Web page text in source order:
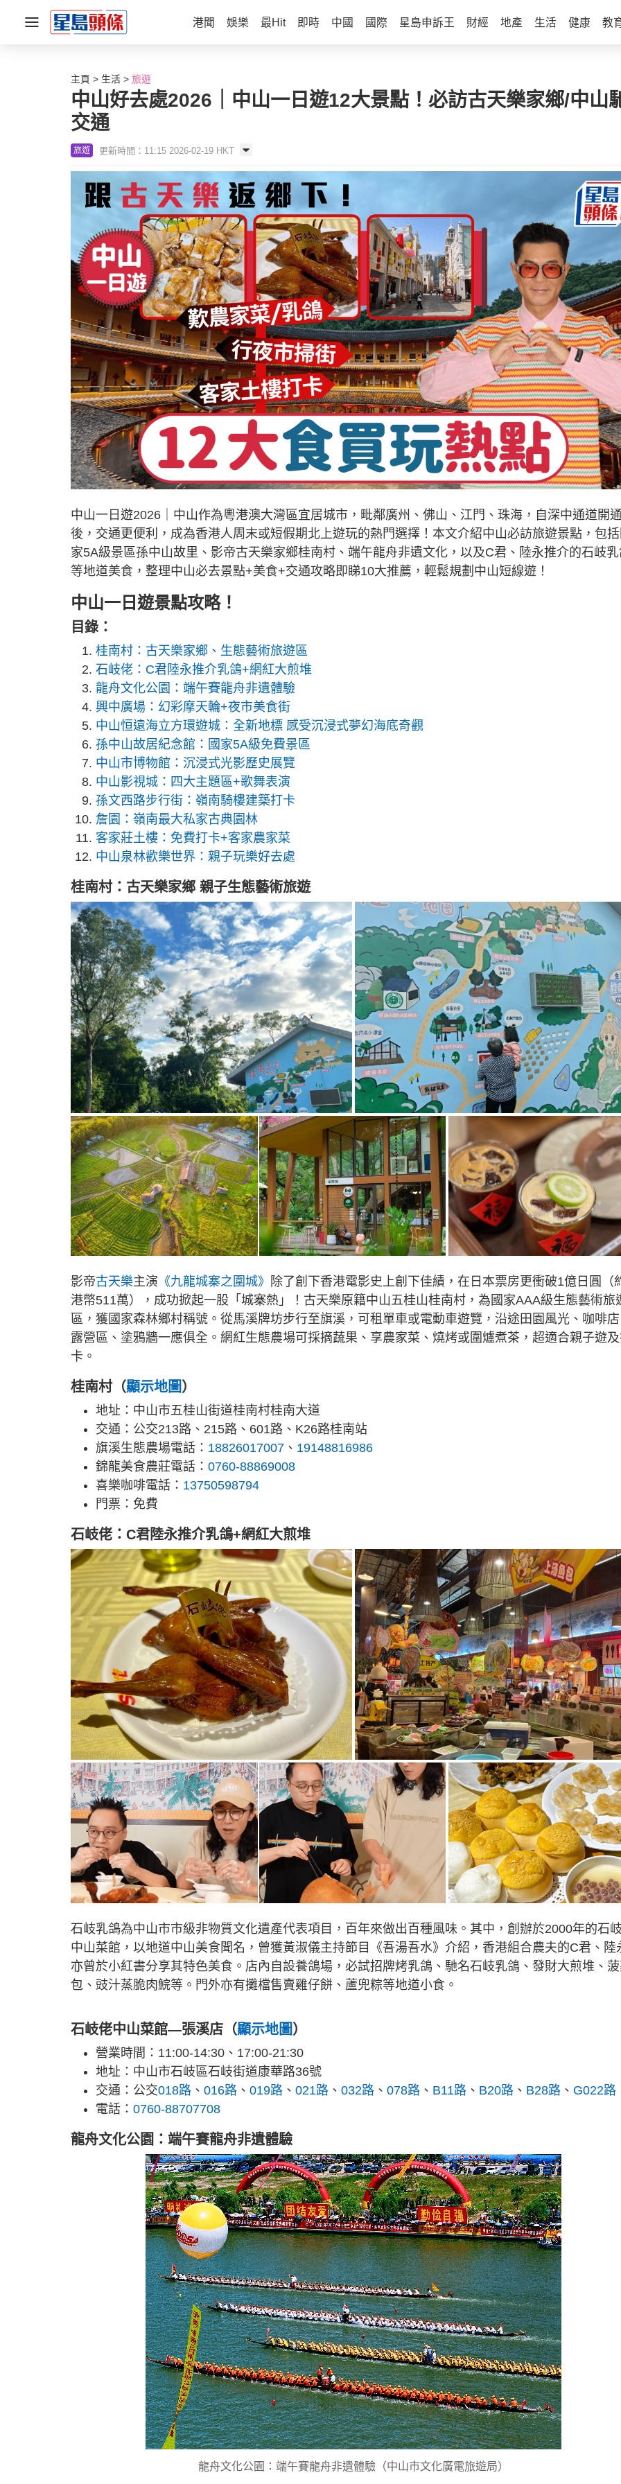
港聞 娛樂 最Hit 即時 中國 國際 星島申訴王 財經 地產 生活 健康 教
主頁 生活 旅遊
中山好去處2026｜中山一日遊12大景點！必訪古天樂家鄉/中山
交通
旅遊 更新時間：11:15 2026-02-19 HKT
中山一日遊2026｜中山作為粵港澳大灣區宜居城市，毗鄰廣州、佛山、江門、珠海，自深中通道開通
後，交通更便利，成為香港人周末或短假期北上遊玩的熱門選擇！本文介紹中山必訪旅遊景點，包括
家5A級景區孫中山故里、影帝古天樂家鄉桂南村、端午龍舟非遺文化，以及C君、陸永推介的石岐
等地道美食，整理中山必去景點+美食+交通攻略即睇10大推薦，輕鬆規劃中山短線遊！
中山一日遊景點攻略！
目錄：
桂南村：古天樂家鄉、生態藝術旅遊區
石岐佬：C君陸永推介乳鴿+網紅大煎堆
龍舟文化公園：端午賽龍舟非遺體驗
興中廣場：幻彩摩天輪+夜市美食街
中山恒遠海立方環遊城：全新地標 感受沉浸式夢幻海底奇觀
孫中山故居紀念館：國家5A級免費景區
中山市博物館：沉浸式光影歷史展覽
中山影視城：四大主題區+歌舞表演
孫文西路步行街：嶺南騎樓建築打卡
詹園：嶺南最大私家古典園林
客家莊土樓：免費打卡+客家農家菜
中山泉林歡樂世界：親子玩樂好去處
桂南村：古天樂家鄉 親子生態藝術旅遊
影帝古天樂主演 《九龍城寨之圍城》 除了創下香港電影史上創下佳績，在日本票房更衝破1億日圓（
港幣511萬），成功掀起一股「城寨熱」！古天樂原籍中山五桂山桂南村，為國家AAA級生態藝術旅
區，獲國家森林鄉村稱號。從馬溪牌坊步行至旗溪，可租單車或電動車遊覽，沿途田園風光、咖啡店
露營區、塗鴉牆一應俱全。網紅生態農場可採摘蔬果、享農家菜、燒烤或圍爐煮茶，超適合親子遊
卡。
桂南村（顯示地圖 ）
地址：中山市五桂山街道桂南村桂南大道
交通：公交213路、215路、601路、K26路桂南站
旗溪生態農場電話： 18826017007 、 19148816986
錦龍美食農莊電話： 0760-88869008
喜樂咖啡電話： 13750598794
門票：免費
石岐佬：C君陸永推介乳鴿+網紅大煎堆
石岐乳鴿為中山市市級非物質文化遺產代表項目，百年來做出百種風味。其中，創辦於2000年的石
中山菜館，以地道中山美食聞名，曾獲黃淑儀主持節目《吾湯吾水》介紹，香港組合農夫的C君、陸
亦曾於小紅書分享其特色美食。店內自設養鴿場，必試招牌烤乳鴿、馳名石岐乳鴿、發財大煎堆、
包、豉汁蒸脆肉鯇等。門外亦有攤檔售賣雞仔餅、蘆兜粽等地道小食。
石岐佬中山菜館—張溪店（顯示地圖）
營業時間：11:00-14:30、17:00-21:30
地址：中山市石岐區石岐街道康華路36號
交通：公交018路 、 016路 、 019路 、 021路 、 032路 、 078路 、 B11路 、 B20路 、 B28路 、 G022路
電話： 0760-88707708
龍舟文化公園：端午賽龍舟非遺體驗
龍舟文化公園：端午賽龍舟非遺體驗（中山市文化廣電旅遊局）